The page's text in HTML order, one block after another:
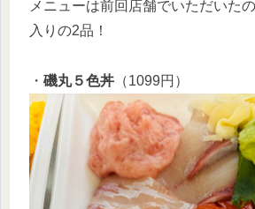
メニューは前回店舗でいただいた
入りの2品！
・ 磯丸５色丼 （1099円）